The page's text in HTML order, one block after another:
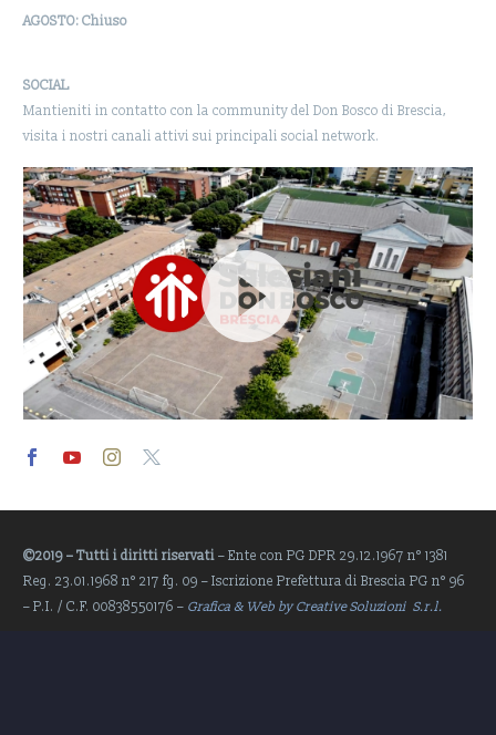
AGOSTO: Chiuso
SOCIAL
Mantieniti in contatto con la community del Don Bosco di Brescia,
visita i nostri canali attivi sui principali social network.
Player
©2019 – Tutti i diritti riservati – Ente con PG DPR 29.12.1967 n° 1381
Reg. 23.01.1968 n° 217 fg. 09 – Iscrizione Prefettura di Brescia PG n° 96
– P.I. / C.F. 00838550176 – Grafica & Web by Creative Soluzioni S.r.l.